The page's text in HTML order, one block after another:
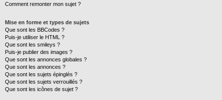
Comment remonter mon sujet ?
Mise en forme et types de sujets
Que sont les BBCodes ?
Puis-je utiliser le HTML ?
Que sont les smileys ?
Puis-je publier des images ?
Que sont les annonces globales ?
Que sont les annonces ?
Que sont les sujets épinglés ?
Que sont les sujets verrouillés ?
Que sont les icônes de sujet ?